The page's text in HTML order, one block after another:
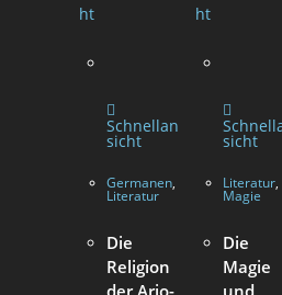
ht
Schnellan
sicht
Germanen,
Literatur
Die
Religion
der Ario-
ht
sicht
Literatur,
Magie
Die
Magie
und